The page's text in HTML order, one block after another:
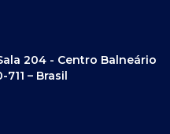
204 - Centro Balneário
711 – Brasil